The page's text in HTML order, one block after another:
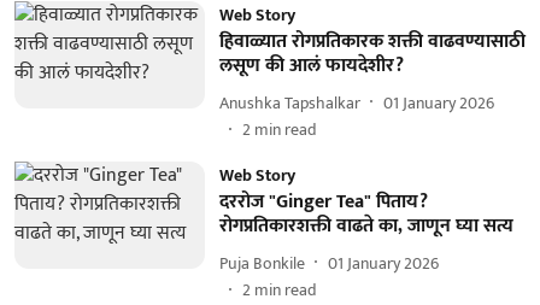
Web Story
हिवाळ्यात रोगप्रतिकारक शक्ती वाढवण्यासाठी
लसूण की आलं फायदेशीर?
Anushka Tapshalkar
01 January 2026
2min read
Web Story
दररोज "Ginger Tea" पिताय?
रोगप्रतिकारशक्ती वाढते का, जाणून घ्या सत्य
Puja Bonkile
01 January 2026
2min read